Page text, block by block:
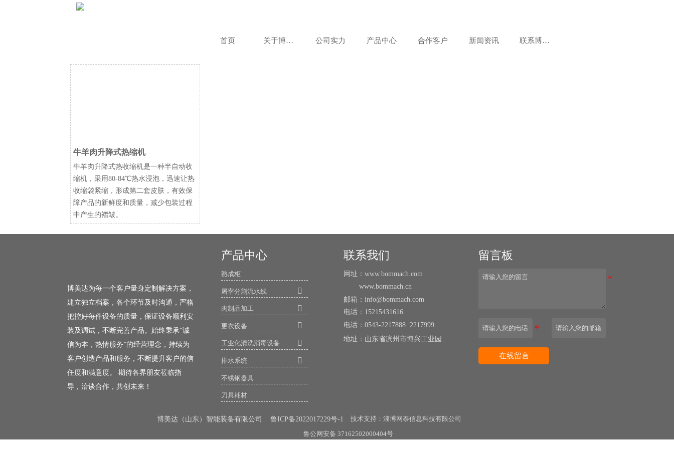
首页 关于博美达 公司实力 产品中心 合作客户 新闻资讯 联系博美达
牛羊肉升降式热缩机
牛羊肉升降式热收缩机是一种半自动收
缩机，采用80-84℃热水浸泡，迅速让热
收缩袋紧缩，形成第二套皮肤，有效保
障产品的新鲜度和质量，减少包装过程
中产生的褶皱。
博美达为每一个客户量身定制解决方案，
建立独立档案，各个环节及时沟通，严格
把控好每件设备的质量，保证设备顺利安
装及调试，不断完善产品。始终秉承“诚
信为本，热情服务”的经营理念，持续为
客户创造产品和服务，不断提升客户的信
任度和满意度。 期待各界朋友莅临指
导，洽谈合作，共创未来！
产品中心
熟成柜
屠宰分割流水线 
肉制品加工 
更衣设备 
工业化清洗消毒设备 
排水系统 
不锈钢器具
刀具耗材
联系我们
网址：www.bommach.com
www.bommach.cn
邮箱：info@bommach.com
电话：15215431616
电话：0543-2217888 2217999
地址：山东省滨州市博兴工业园
留言板
在线留言
博美达（山东）智能装备有限公司 鲁ICP备2022017229号-1 技术支持：淄博网泰信息科技有限公司
鲁公网安备 37162502000404号